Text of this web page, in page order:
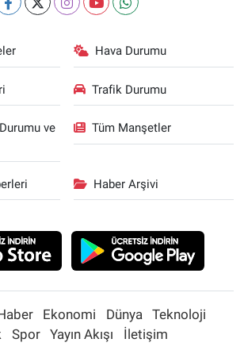
Hava Durumu
Trafik Durumu
ve
Tüm Manşetler
Haber Arşivi
Ekonomi Dünya
Teknoloji
Spor Yayın Akışı İletişim